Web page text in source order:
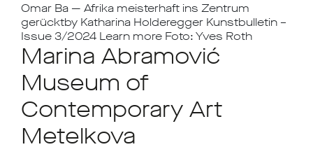
Omar Ba — Afrika meisterhaft ins Zentrum
gerücktby Katharina Holderegger Kunstbulletin –
Issue 3/2024 Learn more Foto: Yves Roth
Marina Abramović
Museum of
Contemporary Art
Metelkova